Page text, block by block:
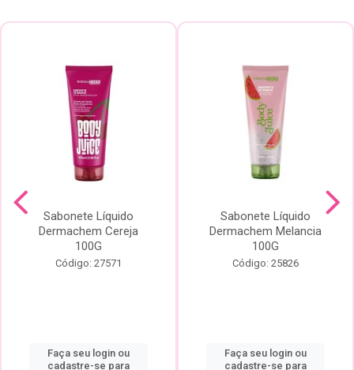
Sabonete Líquido
Dermachem Cereja
100G
Código: 27571
Faça seu login ou
cadastre-se para
Sabonete Líquido
Dermachem Melancia
100G
Código: 25826
Faça seu login ou
cadastre-se para